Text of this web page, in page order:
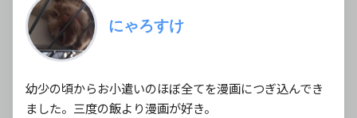
にゃろすけ
幼少の頃からお小遣いのほぼ全てを漫画につぎ込んでき
ました。三度の飯より漫画が好き。